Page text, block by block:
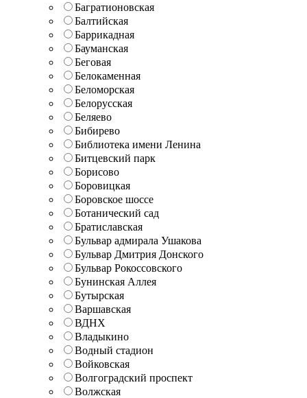
Багратионовская
Балтийская
Баррикадная
Бауманская
Беговая
Белокаменная
Беломорская
Белорусская
Беляево
Бибирево
Библиотека имени Ленина
Битцевский парк
Борисово
Боровицкая
Боровское шоссе
Ботанический сад
Братиславская
Бульвар адмирала Ушакова
Бульвар Дмитрия Донского
Бульвар Рокоссовского
Бунинская Аллея
Бутырская
Варшавская
ВДНХ
Владыкино
Водный стадион
Войковская
Волгоградский проспект
Волжская